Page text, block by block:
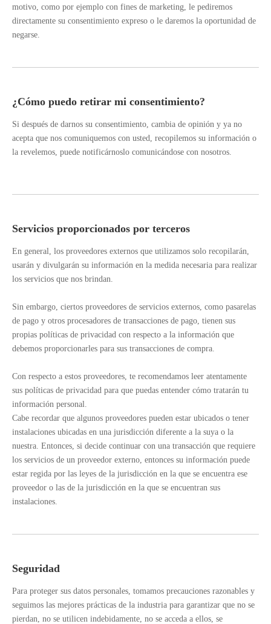
motivo, como por ejemplo con fines de marketing, le pediremos
directamente su consentimiento expreso o le daremos la oportunidad de
negarse.
¿Cómo puedo retirar mi consentimiento?
Si después de darnos su consentimiento, cambia de opinión y ya no
acepta que nos comuniquemos con usted, recopilemos su información o
la revelemos, puede notificárnoslo comunicándose con nosotros.
Servicios proporcionados por terceros
En general, los proveedores externos que utilizamos solo recopilarán,
usarán y divulgarán su información en la medida necesaria para realizar
los servicios que nos brindan.
Sin embargo, ciertos proveedores de servicios externos, como pasarelas
de pago y otros procesadores de transacciones de pago, tienen sus
propias políticas de privacidad con respecto a la información que
debemos proporcionarles para sus transacciones de compra.
Con respecto a estos proveedores, te recomendamos leer atentamente
sus políticas de privacidad para que puedas entender cómo tratarán tu
información personal.
Cabe recordar que algunos proveedores pueden estar ubicados o tener
instalaciones ubicadas en una jurisdicción diferente a la suya o la
nuestra. Entonces, si decide continuar con una transacción que requiere
los servicios de un proveedor externo, entonces su información puede
estar regida por las leyes de la jurisdicción en la que se encuentra ese
proveedor o las de la jurisdicción en la que se encuentran sus
instalaciones.
Seguridad
Para proteger sus datos personales, tomamos precauciones razonables y
seguimos las mejores prácticas de la industria para garantizar que no se
pierdan, no se utilicen indebidamente, no se acceda a ellos, se